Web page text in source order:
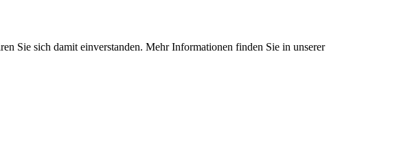
Sie sich damit einverstanden. Mehr Informationen finden Sie in unserer